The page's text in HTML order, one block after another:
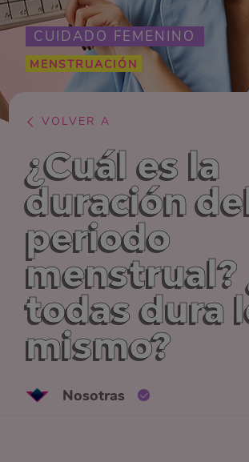
CUIDADO FEMENINO
MENSTRUACIÓN
VOLVER A
¿Cuál es la
duración
periodo
menstrual?
todas dura
mismo?
Nosotras